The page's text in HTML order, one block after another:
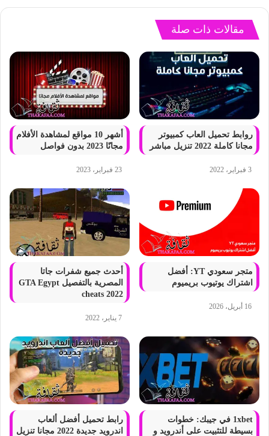
مقالات ذات صلة
روابط تحميل العاب كمبيوتر
مجانا كاملة 2022 تنزيل مباشر
3 فبراير، 2022
أشهر 10 مواقع لمشاهدة الأفلام
مجانًا 2023 بدون فواصل
23 فبراير، 2023
متجر سعودي YT: أفضل
اشتراك يوتيوب بريميوم
16 أبريل، 2026
أحدث جميع شفرات جاتا
المصرية بالتفصيل GTA Egypt
cheats 2022
7 يناير، 2022
1xbet في جيبك: خطوات
بسيطة للتثبيت على أندرويد و
رابط تحميل أفضل ألعاب
اندرويد جديدة 2022 مجانا تنزيل